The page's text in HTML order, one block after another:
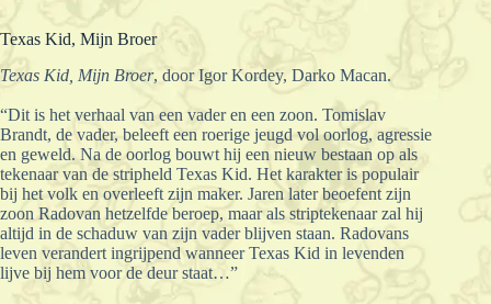
Texas Kid, Mijn Broer
Texas Kid, Mijn Broer, door Igor Kordey, Darko Macan.
“Dit is het verhaal van een vader en een zoon. Tomislav
Brandt, de vader, beleeft een roerige jeugd vol oorlog, agressie
en geweld. Na de oorlog bouwt hij een nieuw bestaan op als
tekenaar van de stripheld Texas Kid. Het karakter is populair
bij het volk en overleeft zijn maker. Jaren later beoefent zijn
zoon Radovan hetzelfde beroep, maar als striptekenaar zal hij
altijd in de schaduw van zijn vader blijven staan. Radovans
leven verandert ingrijpend wanneer Texas Kid in levenden
lijve bij hem voor de deur staat…”